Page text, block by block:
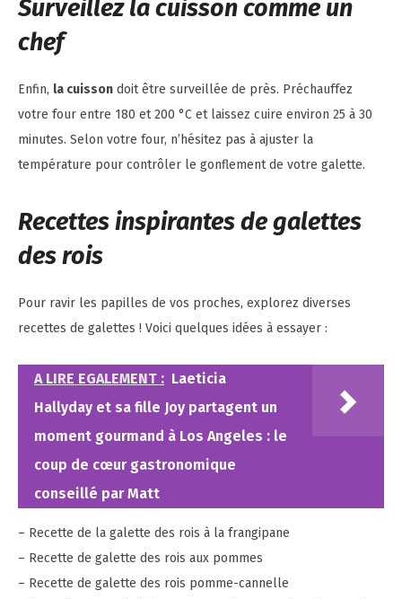
Surveillez la cuisson comme un
chef
Enfin, la cuisson doit être surveillée de près. Préchauffez
votre four entre 180 et 200 °C et laissez cuire environ 25 à 30
minutes. Selon votre four, n’hésitez pas à ajuster la
température pour contrôler le gonflement de votre galette.
Recettes inspirantes de galettes
des rois
Pour ravir les papilles de vos proches, explorez diverses
recettes de galettes ! Voici quelques idées à essayer :
A LIRE EGALEMENT : Laeticia
Hallyday et sa fille Joy partagent un
moment gourmand à Los Angeles : le
coup de cœur gastronomique
conseillé par Matt
– Recette de la galette des rois à la frangipane
– Recette de galette des rois aux pommes
– Recette de galette des rois pomme-cannelle